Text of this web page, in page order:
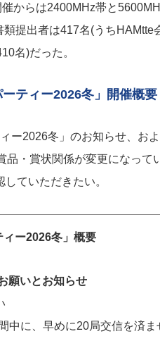
からは2400MHz帯と
提出者は417名(うちHAMtte
名)だった。
ティー2026冬」開催概要
ー2026冬」のお知らせ、お
品・賞状関係が変更になって
ていただきたい。
ィー2026冬」概要
願いとお知らせ
中に、早めに20局交信を済